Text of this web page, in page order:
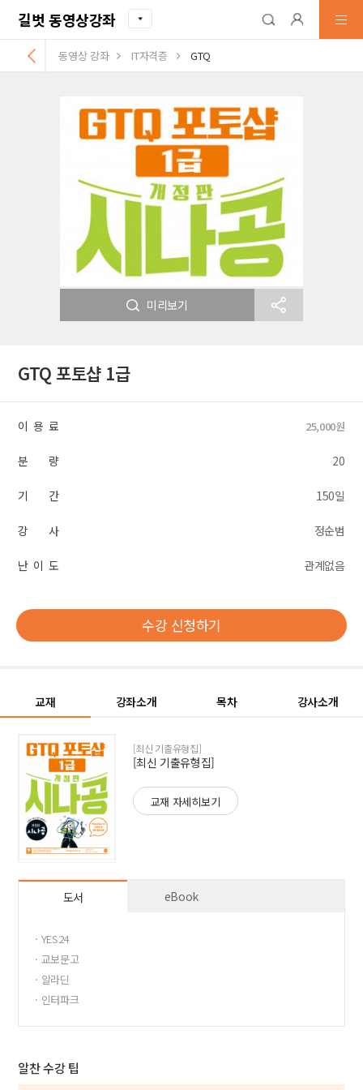
길벗 동영상강좌
동영상 강좌 IT자격증 GTQ
미리보기
GTQ 포토샵 1급
이 용 료 25,000원
분 량 20
기 간 150일
강 사 정순범
난 이 도 관계없음
수강 신청하기
교재 강좌소개 목차 강사소개
[최신 기출유형집]
[최신 기출유형집]
교재 자세히보기
도서 eBook
· YES24
· 교보문고
· 알라딘
· 인터파크
알찬 수강 팁